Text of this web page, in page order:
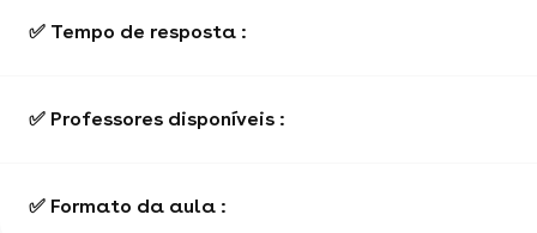
✅ Tempo de resposta :
✅ Professores disponíveis :
✅ Formato da aula :